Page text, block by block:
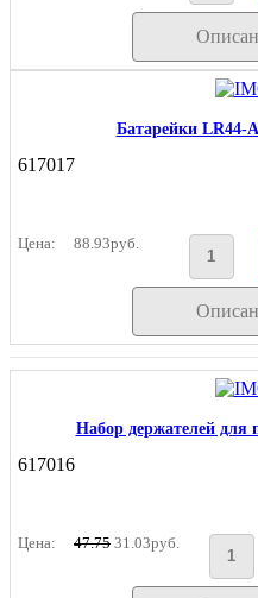
Батарейки LR44-
617017
Цена: 88.93руб.
Набор держателей для
617016
Цена: 47.75 31.03руб.